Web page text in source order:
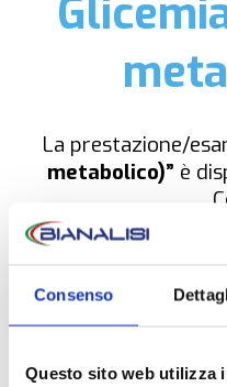
Consenso
Questo sito web utilizza
La prestazione/
metabolico)” è
NON È
OPZIONI